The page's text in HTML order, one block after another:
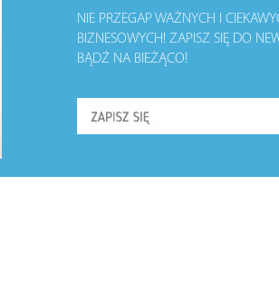
NIE PRZEGAP WAŻNYCH I
BIZNESOWYCH! ZAPISZ SIĘ DO
BĄDŹ NA BIEŻĄCO!